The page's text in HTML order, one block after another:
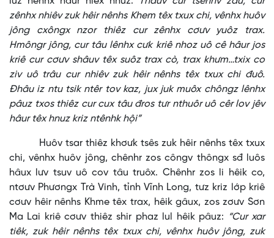
zênhx nhiêv zuk hêir nênhs Khem têx txux chi, vênhx huôv
jông cxôngx nzor thiêz cur zênhx cơưv yuôz trax.
Hmôngr jông, cur tâu lênhx cưk kriê nhoz uô cê hâur jos
kriê cur cơưv shâuv têx suôz trax cò, trax khưm…txix co
ziv uô trâu cur nhiêv zuk hêir nênhs têx txux chi đuô.
Đhâu iz ntu tsik ntêr tov kaz, jux juk muôx chôngz lênhx
pâuz txos thiêz cur cux tâu đros tưr nthuôr uô cêr lov jêv
hâur têx hnuz kriz ntênhk hội”
Huôv tsar thiêz khơưk tsês zuk hêir nênhs têx txux
chi, vênhx huôv jông, chênhr zos côngv thôngx sđ luôs
hâux lưv tsuv uô cov tâu truôx. Chênhr zos li hêik co,
ntơưv Phươngx Trà Vinh, tỉnh Vĩnh Long, tưz kriz lớp kriê
cơưv hêir nênhs Khme têx trax, hêik gâux, zos zơưv Sơn
Ma Lai kriê cơưv thiêz shir phaz lul hêik pâuz:
“Cur xar
tiêk, zuk hêir nênhs têx txux chi, vênhx huôv jông, zuk